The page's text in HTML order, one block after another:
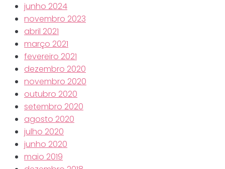
junho 2024
novembro 2023
abril 2021
março 2021
fevereiro 2021
dezembro 2020
novembro 2020
outubro 2020
setembro 2020
agosto 2020
julho 2020
junho 2020
maio 2019